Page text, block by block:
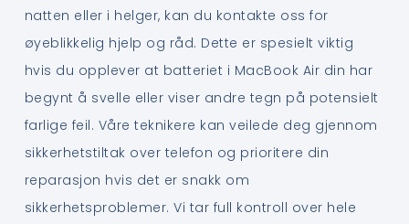
natten eller i helger, kan du kontakte oss for
øyeblikkelig hjelp og råd. Dette er spesielt viktig
hvis du opplever at batteriet i MacBook Air din har
begynt å svelle eller viser andre tegn på potensielt
farlige feil. Våre teknikere kan veilede deg gjennom
sikkerhetstiltak over telefon og prioritere din
reparasjon hvis det er snakk om
sikkerhetsproblemer. Vi tar full kontroll over hele